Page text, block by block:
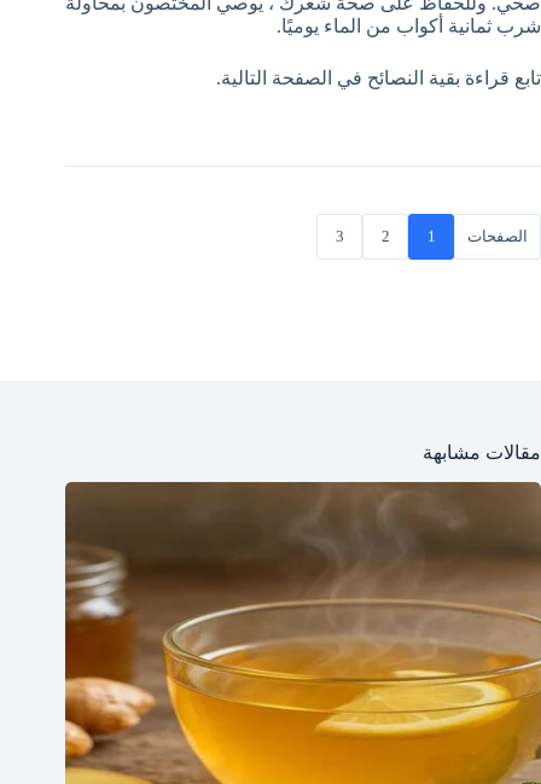
شرب ثمانية أكواب من الماء يوميًا.
تابع قراءة بقية النصائح في الصفحة التالية.
الصفحات 1
2
3
مقالات مشابهة